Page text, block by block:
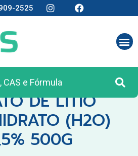
2525
REAGENTES ANALÍTICOS
DE LITIO
(H2O)
500G